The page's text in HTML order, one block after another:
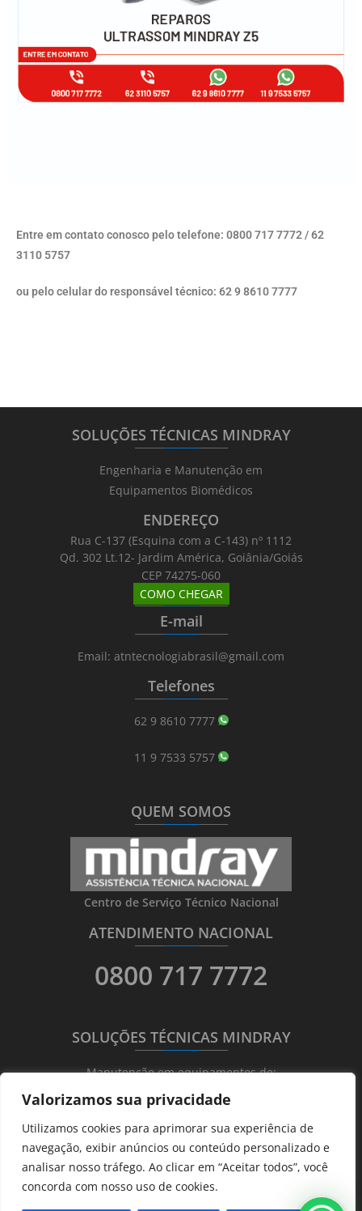
Valorizamos sua privacidade
Utilizamos cookies para aprimorar sua experiência de
navegação, exibir anúncios ou conteúdo personalizado e
analisar nosso tráfego. Ao clicar em “Aceitar todos”, você
concorda com nosso uso de cookies.
Entre em contato conosco pelo telefone: 0800 717 7772 / 62
3110 5757
ou pelo celular do responsável técnico: 62 9 8610 7777
SOLUÇÕES TÉCNICAS MINDRAY
_______________________
Engenharia e Manutenção em
Equipamentos Biomédicos
ENDEREÇO
Rua C-137 (Esquina com a C-143) nº 1112
Qd. 302 Lt.12- Jardim América, Goiânia/Goiás
CEP 74275-060
COMO CHEGAR
_______________________
E-mail
_______________________
Email: atntecnologiabrasil@gmail.com
Telefones
_______________________
62 9 8610 7777
11 9 7533 5757
QUEM SOMOS
_______________________
Centro de Serviço Técnico Nacional
ATENDIMENTO NACIONAL
_______________________
0800 717 7772
SOLUÇÕES TÉCNICAS MINDRAY
_______________________
Manutenção em equipamentos de:
Ultrassonografia
Ecocardiografia
Transdutores
Hematológicos